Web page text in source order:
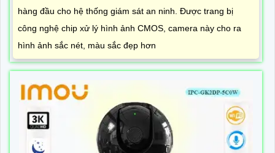
hàng đầu cho hệ thống giám sát an ninh. Được trang bị
công nghệ chip xử lý hình ảnh CMOS, camera này cho ra
hình ảnh sắc nét, màu sắc đẹp hơn